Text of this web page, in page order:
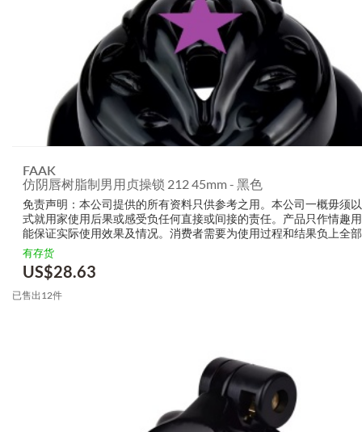
FAAK
仿阴唇树脂制男用贞操锁 212 45mm - 黑色
免责声明：本公司提供的所有资料只供参考之用。本公司一概毋须
式就用家使用后果或感受负任何直接或间接的责任。产品只作情趣
能保证实际使用效果及情况。消费者需要为使用过程和结果负上全
生产商无需要以任何方式为任何直接或间接的失误负责，包括但不
的损毁，受伤或者任何伤害。
有存货
US$28.63
已售出12件